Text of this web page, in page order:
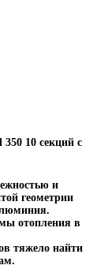
10 секций с
и
геометрии
отопления в
тяжело найти